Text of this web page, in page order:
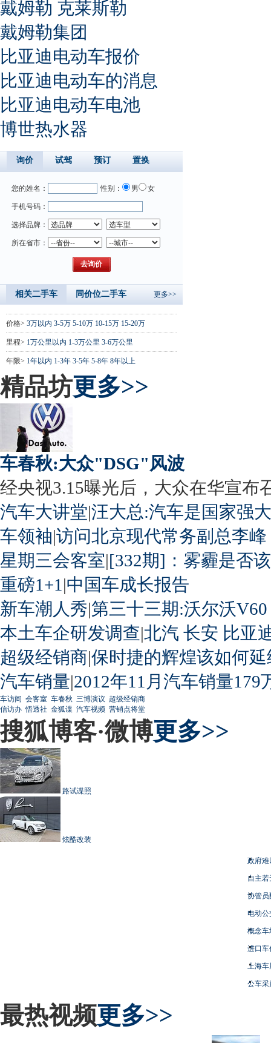
戴姆勒 克莱斯勒
戴姆勒集团
比亚迪电动车报价
比亚迪电动车的消息
比亚迪电动车电池
博世热水器
询价 试驾 预订 置换
您的姓名： 性别： 男 女
手机号码：
选择品牌：
所在省市：
相关二手车 同价位二手车 更多>>
价格> 3万以内 3-5万 5-10万 10-15万 15-20万
里程> 1万公里以内 1-3万公里 3-6万公里
年限> 1年以内 1-3年 3-5年 5-8年 8年以上
精品坊更多>>
车春秋:大众"DSG"风波
经央视3.15曝光后，大众在华宣布
汽车大讲堂|汪大总:汽车是国家强
车领袖|访问北京现代常务副总李峰
星期三会客室|[332期]：雾霾是否
重磅1+1 |中国车成长报告
新车潮人秀|第三十三期:沃尔沃
本土车企研发调查|北汽 长安 比亚
超级经销商|保时捷的辉煌该如何延
汽车销量|2012年11月汽车销量179
车访间 会客室 车春秋 三博演议 超级经销商
信访办 悟透社 金狐谍 汽车视频 营销点将堂
搜狐博客·微博更多>>
路试谍照
炫酷改装
政府难
自主
协管员
电动
概念车
进口车
上海
公车采
最热视频更多>>